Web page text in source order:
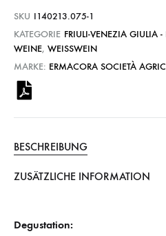
SKU I140213.075-1
KATEGORIE FRIULI-VENEZIA GIULIA -
WEINE, WEISSWEIN
MARKE: ERMACORA SOCIETÀ
BESCHREIBUNG
ZUSÄTZLICHE INFORMATION
Degustation: